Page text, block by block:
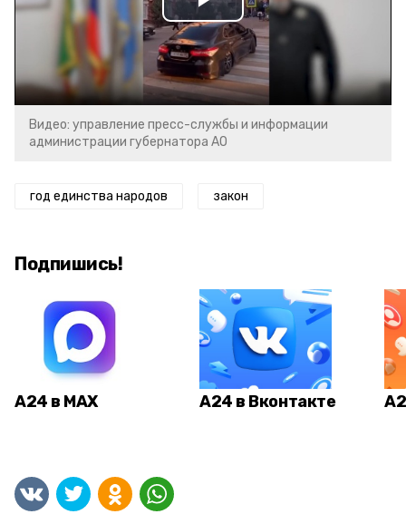
Play
Video
Видео: управление пресс-службы и информации
администрации губернатора АО
год единства народов закон
Подпишись!
А24 в MAX А24 в Вконтакте